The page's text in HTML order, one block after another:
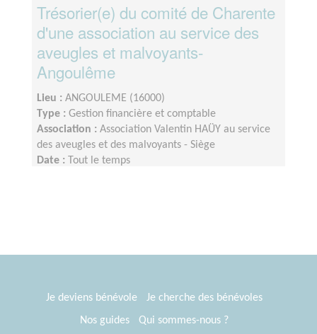
Trésorier(e) du comité de Charente
d'une association au service des
aveugles et malvoyants-
Angoulême
Lieu : ANGOULEME (16000)
Type : Gestion financière et comptable
Association : Association Valentin HAÜY au service
des aveugles et des malvoyants - Siège
Date :
Tout le temps
Je deviens bénévole
Je cherche des bénévoles
Nos guides
Qui sommes-nous ?